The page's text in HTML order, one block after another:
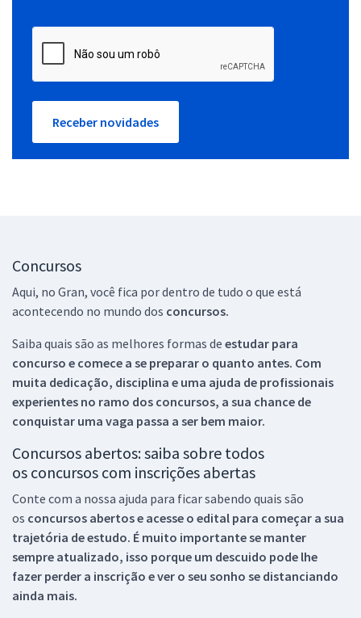
Receber novidades
Concursos
Aqui, no Gran, você fica por dentro de tudo o que está
acontecendo no mundo dos concursos.
Saiba quais são as melhores formas de estudar para
concurso e comece a se preparar o quanto antes. Com
muita dedicação, disciplina e uma ajuda de profissionais
experientes no ramo dos concursos, a sua chance de
conquistar uma vaga passa a ser bem maior.
Concursos abertos: saiba sobre todos
os concursos com inscrições abertas
Conte com a nossa ajuda para ficar sabendo quais são
os concursos abertos e acesse o edital para começar a sua
trajetória de estudo. É muito importante se manter
sempre atualizado, isso porque um descuido pode lhe
fazer perder a inscrição e ver o seu sonho se distanciando
ainda mais.